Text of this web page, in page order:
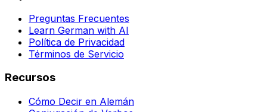
Preguntas Frecuentes
Learn German with AI
Política de Privacidad
Términos de Servicio
Recursos
Cómo Decir en Alemán